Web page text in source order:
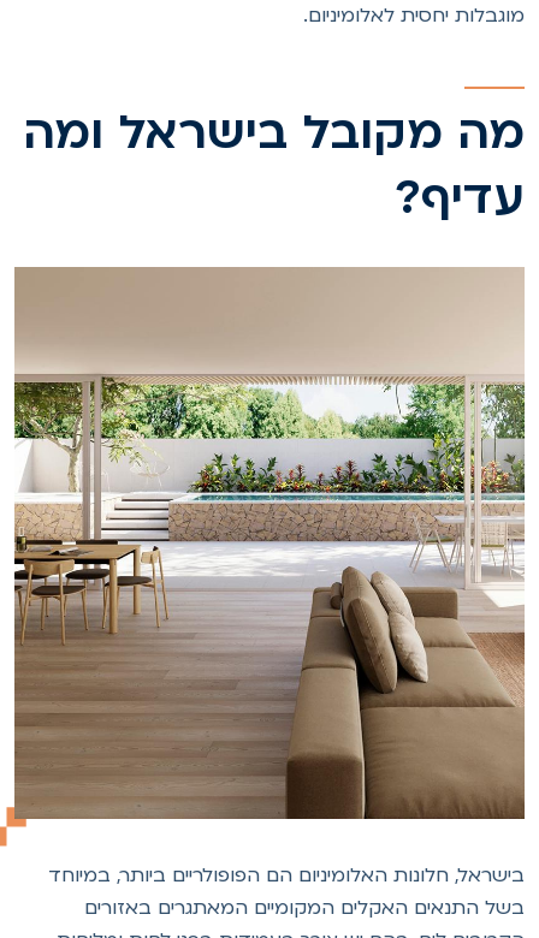
יחסית לאלומיניום.
מקובל בישראל ומה
חלונות האלומיניום הם הפופולריים ביותר, במיוחד
התנאים האקלים המקומיים המאתגרים באזורים